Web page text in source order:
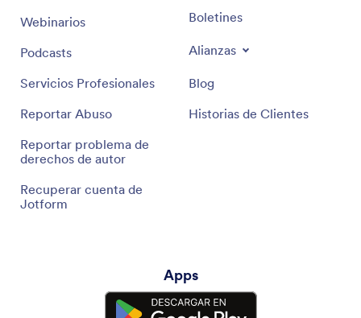
Webinarios
Podcasts
Servicios Profesionales
Reportar Abuso
Reportar problema de
derechos de autor
Recuperar cuenta de
Jotform
Boletines
Alianzas
Blog
Historias de Clientes
Apps